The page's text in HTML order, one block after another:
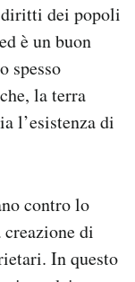
dei popoli
è un buon
spesso
la terra
l’esistenza di
contro lo
di
In questo